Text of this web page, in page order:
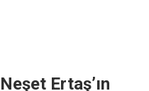
Ertaş’ın